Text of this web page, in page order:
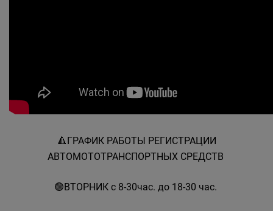
🔺️ГРАФИК РАБОТЫ РЕГИСТРАЦИИ
АВТОМОТОТРАНСПОРТНЫХ СРЕДСТВ
🟢ВТОРНИК с 8-30час. до 18-30 час.